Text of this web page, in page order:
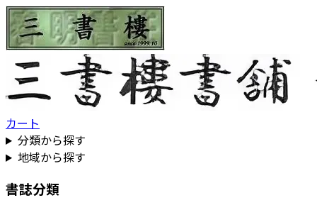
カート
分類から探す
地域から探す
書誌分類